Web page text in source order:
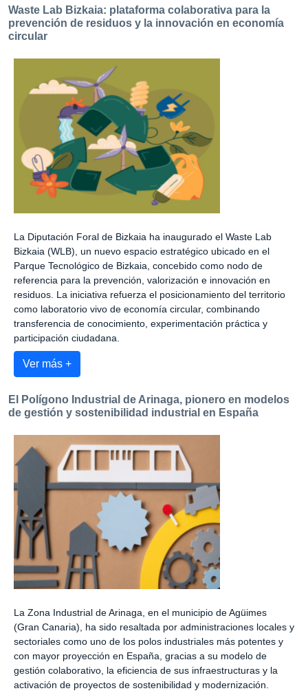
Waste Lab Bizkaia: plataforma colaborativa para la
prevención de residuos y la innovación en economía
circular
La Diputación Foral de Bizkaia ha inaugurado el Waste Lab
Bizkaia (WLB), un nuevo espacio estratégico ubicado en el
Parque Tecnológico de Bizkaia, concebido como nodo de
referencia para la prevención, valorización e innovación en
residuos. La iniciativa refuerza el posicionamiento del territorio
como laboratorio vivo de economía circular, combinando
transferencia de conocimiento, experimentación práctica y
participación ciudadana.
Ver más +
El Polígono Industrial de Arinaga, pionero en modelos
de gestión y sostenibilidad industrial en España
La Zona Industrial de Arinaga, en el municipio de Agüimes
(Gran Canaria), ha sido resaltada por administraciones locales y
sectoriales como uno de los polos industriales más potentes y
con mayor proyección en España, gracias a su modelo de
gestión colaborativo, la eficiencia de sus infraestructuras y la
activación de proyectos de sostenibilidad y modernización.